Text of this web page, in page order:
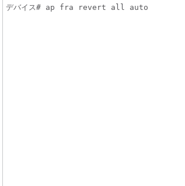
デバイス# ap fra revert all auto